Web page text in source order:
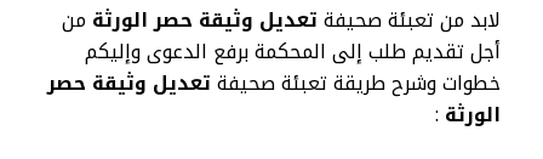
لابد من تعبئة صحيفةتعديل وثيقة حصر الورثة من
أجل تقديم طلب إلى المحكمة برفع الدعوى وإليكم
خطوات وشرح طريقة تعبئة صحيفةتعديل وثيقة حصر
الورثة :